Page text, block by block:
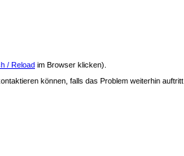
/ Reload im Browser klicken).
können, falls das Problem weiterhin auftritt.